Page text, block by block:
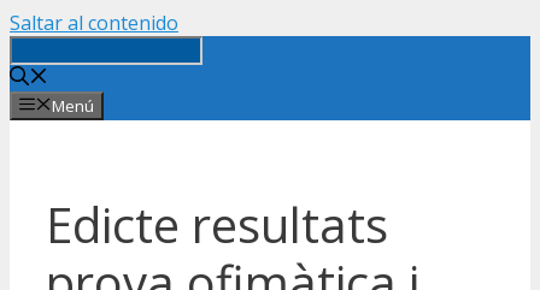
Saltar al contenido
Menú
Edicte resultats